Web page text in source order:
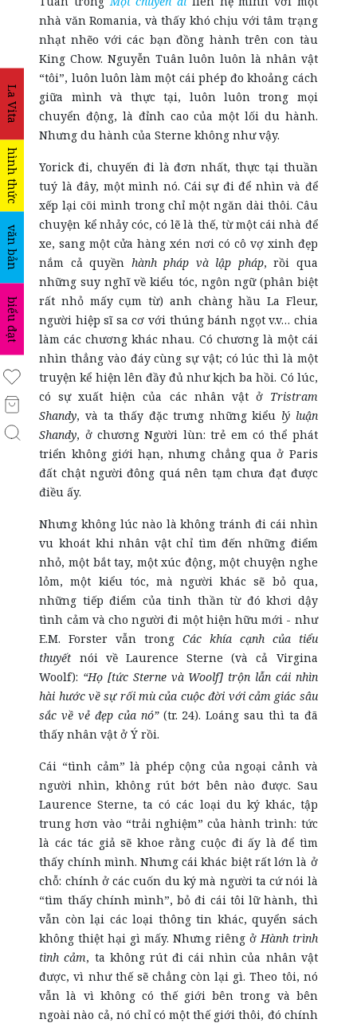
La Vita
hình thức
văn bản
biểu đạt
nhà văn Romania, và thấy khó chịu với tâm trạng
nhạt nhẽo với các bạn đồng hành trên con tàu
King Chow. Nguyễn Tuân luôn luôn là nhân vật
“tôi”, luôn luôn làm một cái phép đo khoảng cách
giữa mình và thực tại, luôn luôn trong mọi
chuyển động, là đỉnh cao của một lối du hành.
Nhưng du hành của Sterne không như vậy.
Yorick đi, chuyến đi là đơn nhất, thực tại thuần
tuý là đây, một mình nó. Cái sự đi để nhìn và để
xếp lại cõi mình trong chỉ một ngăn dài thôi. Câu
chuyện kể nhảy cóc, có lẽ là thế, từ một cái nhà để
xe, sang một cửa hàng xén nơi có cô vợ xinh đẹp
nắm cả quyền hành pháp và lập pháp, rồi qua
những suy nghĩ về kiểu tóc, ngôn ngữ (phân biệt
rất nhỏ mấy cụm từ) anh chàng hầu La Fleur,
người hiệp sĩ sa cơ với thúng bánh ngọt v.v… chia
làm các chương khác nhau. Có chương là một cái
nhìn thẳng vào đáy cùng sự vật; có lúc thì là một
truyện kể hiện lên đầy đủ như kịch ba hồi. Có lúc,
có sự xuất hiện của các nhân vật ở Tristram
Shandy, và ta thấy đặc trưng những kiểu lý luận
Shandy, ở chương Người lùn: trẻ em có thể phát
triển không giới hạn, nhưng chẳng qua ở Paris
đất chật người đông quá nên tạm chưa đạt được
điều ấy.
Nhưng không lúc nào là không tránh đi cái nhìn
vu khoát khi nhân vật chỉ tìm đến những điểm
nhỏ, một bắt tay, một xúc động, một chuyện nghe
lỏm, một kiểu tóc, mà người khác sẽ bỏ qua,
những tiếp điểm của tinh thần từ đó khơi dậy
tình cảm và cho người đi một hiện hữu mới - như
E.M. Forster vẫn trong Các khía cạnh của tiểu
thuyết nói về Laurence Sterne (và cả Virgina
Woolf): “Họ [tức Sterne và Woolf] trộn lẫn cái nhìn
hài hước về sự rối mù của cuộc đời với cảm giác sâu
sắc về vẻ đẹp của nó” (tr. 24). Loáng sau thì ta đã
thấy nhân vật ở Ý rồi.
Cái “tình cảm” là phép cộng của ngoại cảnh và
người nhìn, không rút bớt bên nào được. Sau
Laurence Sterne, ta có các loại du ký khác, tập
trung hơn vào “trải nghiệm” của hành trình: tức
là các tác giả sẽ khoe rằng cuộc đi ấy là để tìm
thấy chính mình. Nhưng cái khác biệt rất lớn là ở
chỗ: chính ở các cuốn du ký mà người ta cứ nói là
“tìm thấy chính mình”, bỏ đi cái tôi lữ hành, thì
vẫn còn lại các loại thông tin khác, quyển sách
không thiệt hại gì mấy. Nhưng riêng ởHành trình
tình cảm, ta không rút đi cái nhìn của nhân vật
được, vì như thế sẽ chẳng còn lại gì. Theo tôi, nó
vẫn là vì không có thế giới bên trong và bên
ngoài nào cả, nó chỉ có một thế giới thôi, đó chính